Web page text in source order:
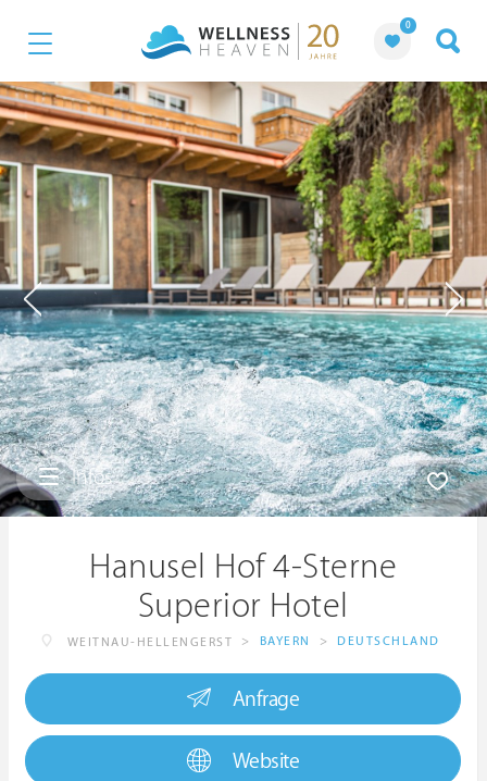
0
Infos
Hanusel Hof 4-Sterne
Superior Hotel
WEITNAU-HELLENGERST > BAYERN > DEUTSCHLAND
Anfrage
Website